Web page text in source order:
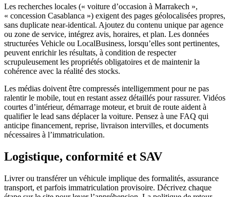
Les recherches locales (« voiture d’occasion à Marrakech »,
« concession Casablanca ») exigent des pages géolocalisées propres,
sans duplicate near-identical. Ajoutez du contenu unique par agence
ou zone de service, intégrez avis, horaires, et plan. Les données
structurées Vehicle ou LocalBusiness, lorsqu’elles sont pertinentes,
peuvent enrichir les résultats, à condition de respecter
scrupuleusement les propriétés obligatoires et de maintenir la
cohérence avec la réalité des stocks.
Les médias doivent être compressés intelligemment pour ne pas
ralentir le mobile, tout en restant assez détaillés pour rassurer. Vidéos
courtes d’intérieur, démarrage moteur, et bruit de route aident à
qualifier le lead sans déplacer la voiture. Pensez à une FAQ qui
anticipe financement, reprise, livraison intervilles, et documents
nécessaires à l’immatriculation.
Logistique, conformité et SAV
Livrer ou transférer un véhicule implique des formalités, assurance
transport, et parfois immatriculation provisoire. Décrivez chaque